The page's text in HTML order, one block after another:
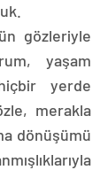
gözleriyle
yaşam
yerde
merakla
dönüşümü